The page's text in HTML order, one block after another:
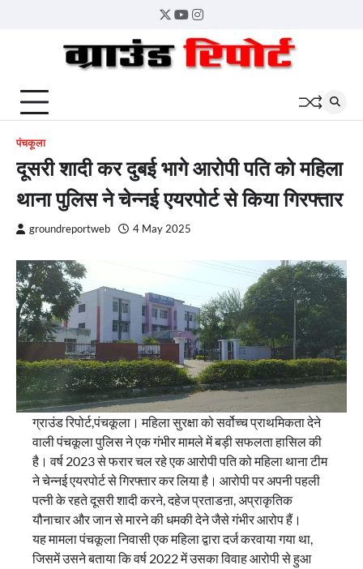
Twitter
YouTube
Instagram
पंचकूला
दूसरी शादी कर दुबई भागे आरोपी पति को महिला
थाना पुलिस ने चेन्नई एयरपोर्ट से किया गिरफ्तार
groundreportweb 4 May 2025
ग्राउंड रिपोर्ट,पंचकूला। महिला सुरक्षा को सर्वोच्च प्राथमिकता देने
वाली पंचकूला पुलिस ने एक गंभीर मामले में बड़ी सफलता हासिल की
है। वर्ष 2023 से फरार चल रहे एक आरोपी पति को महिला थाना टीम
ने चेन्नई एयरपोर्ट से गिरफ्तार कर लिया है। आरोपी पर अपनी पहली
पत्नी के रहते दूसरी शादी करने, दहेज प्रताडऩा, अप्राकृतिक
यौनाचार और जान से मारने की धमकी देने जैसे गंभीर आरोप हैं।
यह मामला पंचकूला निवासी एक महिला द्वारा दर्ज करवाया गया था,
जिसमें उसने बताया कि वर्ष 2022 में उसका विवाह आरोपी से हुआ